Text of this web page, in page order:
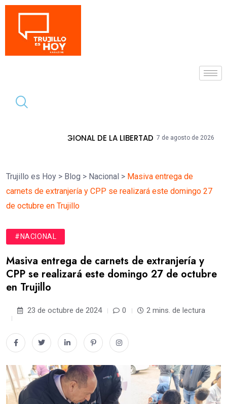
DE LA LIBERTAD 7 de agosto de 2026 HIDRANDINA
Trujillo es Hoy > Blog > Nacional > Masiva entrega de
carnets de extranjería y CPP se realizará este domingo 27
de octubre en Trujillo
#NACIONAL
Masiva entrega de carnets de extranjería y
CPP se realizará este domingo 27 de octubre
en Trujillo
23 de octubre de 2024 0 2 mins. de lectura